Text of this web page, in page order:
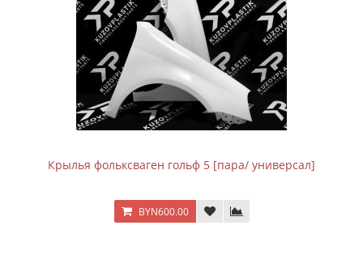
Крылья фольксваген гольф 5 [пара/ универсал]
BYN600.00